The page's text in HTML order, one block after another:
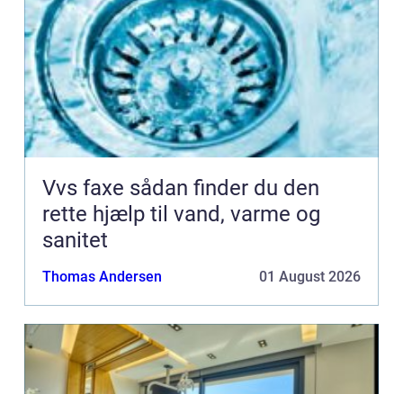
Vvs faxe sådan finder du den
rette hjælp til vand, varme og
sanitet
Thomas Andersen 01 August 2026